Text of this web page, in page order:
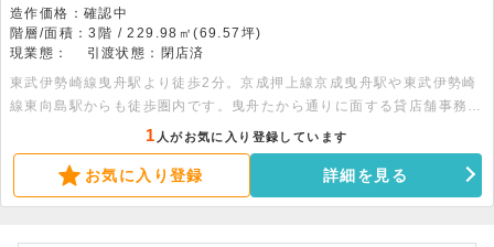
造作価格：確認中
階層/面積：3階 / 229.98㎡(69.57坪)
現業態：
引渡状態：閉店済
東武伊勢崎線曳舟駅より徒歩2分。京成押上線京成曳舟駅や東武伊勢崎
線東向島駅からも徒歩圏内です。曳舟たから通りに面する貸店舗事務所
です。広々とした区画で200平米以上あり、大型物販店におすすめで
す。
1 人がお気に入り登録しています
お気に入り登録 詳細を見る